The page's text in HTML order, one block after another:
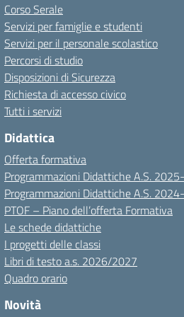
Corso Serale
Servizi per famiglie e studenti
Servizi per il personale scolastico
Percorsi di studio
Disposizioni di Sicurezza
Richiesta di accesso civico
Tutti i servizi
Didattica
Offerta formativa
Programmazioni Didattiche A.S.
Programmazioni Didattiche A.S.
PTOF – Piano dell’offerta Formativa
Le schede didattiche
I progetti delle classi
Libri di testo a.s. 2026/2027
Quadro orario
Novità